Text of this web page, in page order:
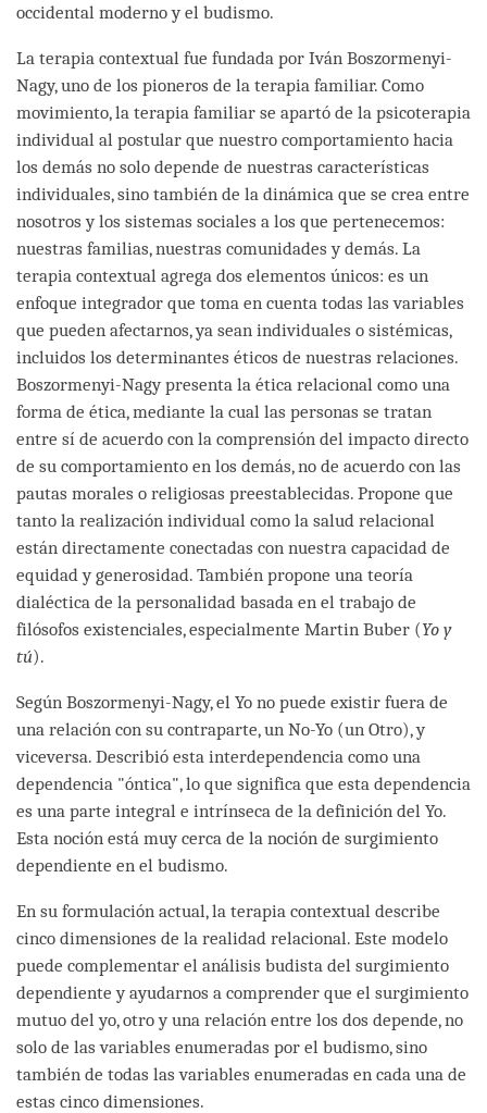
occidental moderno y el budismo.
La terapia contextual fue fundada por Iván Boszormenyi-
Nagy, uno de los pioneros de la terapia familiar. Como
movimiento, la terapia familiar se apartó de la psicoterapia
individual al postular que nuestro comportamiento hacia
los demás no solo depende de nuestras características
individuales, sino también de la dinámica que se crea entre
nosotros y los sistemas sociales a los que pertenecemos:
nuestras familias, nuestras comunidades y demás. La
terapia contextual agrega dos elementos únicos: es un
enfoque integrador que toma en cuenta todas las variables
que pueden afectarnos, ya sean individuales o sistémicas,
incluidos los determinantes éticos de nuestras relaciones.
Boszormenyi-Nagy presenta la ética relacional como una
forma de ética, mediante la cual las personas se tratan
entre sí de acuerdo con la comprensión del impacto directo
de su comportamiento en los demás, no de acuerdo con las
pautas morales o religiosas preestablecidas. Propone que
tanto la realización individual como la salud relacional
están directamente conectadas con nuestra capacidad de
equidad y generosidad. También propone una teoría
dialéctica de la personalidad basada en el trabajo de
filósofos existenciales, especialmente Martin Buber (Yo y
tú).
Según Boszormenyi-Nagy, el Yo no puede existir fuera de
una relación con su contraparte, un No-Yo (un Otro), y
viceversa. Describió esta interdependencia como una
dependencia "óntica", lo que significa que esta dependencia
es una parte integral e intrínseca de la definición del Yo.
Esta noción está muy cerca de la noción de surgimiento
dependiente en el budismo.
En su formulación actual, la terapia contextual describe
cinco dimensiones de la realidad relacional. Este modelo
puede complementar el análisis budista del surgimiento
dependiente y ayudarnos a comprender que el surgimiento
mutuo del yo, otro y una relación entre los dos depende, no
solo de las variables enumeradas por el budismo, sino
también de todas las variables enumeradas en cada una de
estas cinco dimensiones.